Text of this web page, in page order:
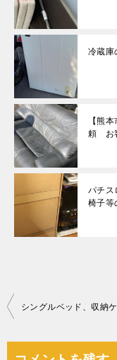
冷蔵
【熊
頼 お
パチス
椅子等
投